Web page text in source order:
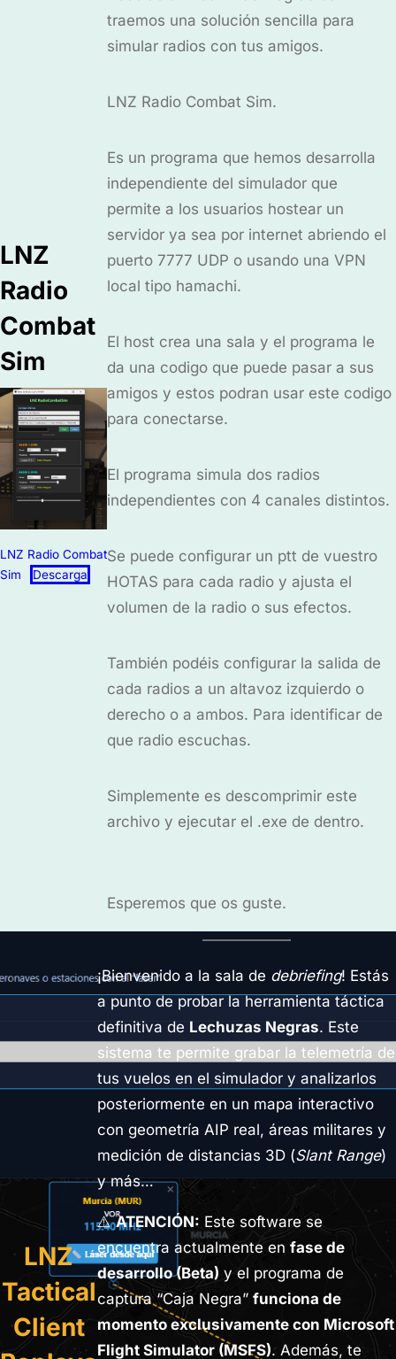
LNZ
Radio
Combat
Sim
LNZ Radio Combat
Sim
Descarga
traemos una solución sencilla para
simular radios con tus amigos.
LNZ Radio Combat Sim.
Es un programa que hemos desarrolla
independiente del simulador que
permite a los usuarios hostear un
servidor ya sea por internet abriendo el
puerto 7777 UDP o usando una VPN
local tipo hamachi.
El host crea una sala y el programa le
da una codigo que puede pasar a sus
amigos y estos podran usar este codigo
para conectarse.
El programa simula dos radios
independientes con 4 canales distintos.
Se puede configurar un ptt de vuestro
HOTAS para cada radio y ajusta el
volumen de la radio o sus efectos.
También podéis configurar la salida de
cada radios a un altavoz izquierdo o
derecho o a ambos. Para identificar de
que radio escuchas.
Simplemente es descomprimir este
archivo y ejecutar el .exe de dentro.
Esperemos que os guste.
LNZ
Tactical
Client
¡Bienvenido a la sala de debriefing! Estás
a punto de probar la herramienta táctica
definitiva de Lechuzas Negras. Este
sistema te permite grabar la telemetría de
tus vuelos en el simulador y analizarlos
posteriormente en un mapa interactivo
con geometría AIP real, áreas militares y
medición de distancias 3D (Slant Range)
y más…
⚠️ATENCIÓN: Este software se
encuentra actualmente en fase de
desarrollo (Beta) y el programa de
captura “Caja Negra” funciona de
momento exclusivamente con Microsoft
Flight Simulator (MSFS). Además, te